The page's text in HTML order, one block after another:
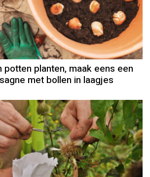
potten planten, maak eens een
met bollen in laagjes